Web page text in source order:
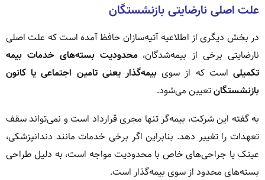
علت اصلی نارضایتی بازنشستگان
در بخش دیگری از اطلاعیه آتیه‌سازان حافظ آمده است که علت اصلی
نارضایتی برخی از بیمه‌شدگان،محدودیت بسته‌های خدمات بیمه
تکمیلی است که از سوی بیمه‌گذار یعنی تامین اجتماعی یا کانون
بازنشستگانتعیین می‌شود.
به گفته این شرکت، بیمه‌گر تنها مجری قرارداد است و نمی‌تواند سقف
تعهدات را تغییر دهد. بنابراین اگر برخی خدمات مانند دندانپزشکی،
عینک یا جراحی‌های خاص با محدودیت مواجه است، به دلیل طراحی
بسته‌های محدود از سوی بیمه‌گذار است.